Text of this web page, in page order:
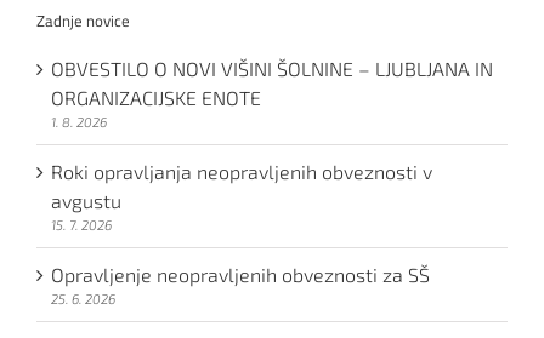
Zadnje novice
OBVESTILO O NOVI VIŠINI ŠOLNINE – LJUBLJANA IN
ORGANIZACIJSKE ENOTE
1. 8. 2026
Roki opravljanja neopravljenih obveznosti v
avgustu
15. 7. 2026
Opravljenje neopravljenih obveznosti za SŠ
25. 6. 2026